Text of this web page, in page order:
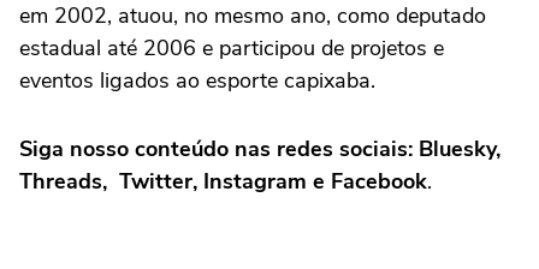
em 2002, atuou, no mesmo ano, como deputado
estadual até 2006 e participou de projetos e
eventos ligados ao esporte capixaba.
Siga nosso conteúdo nas redes sociais: Bluesky,
Threads, Twitter, Instagram e Facebook.